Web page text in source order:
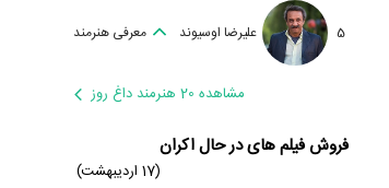
5 علیرضا اوسیوند معرفی هنرمند
مشاهده 20 هنرمند داغ روز
فروش فیلم های در حال اکران
(17 اردیبهشت)